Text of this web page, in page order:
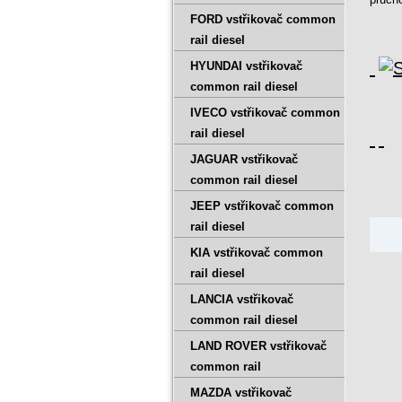
FORD vstřikovač common
rail diesel
HYUNDAI vstřikovač
common rail diesel
IVECO vstřikovač common
rail diesel
JAGUAR vstřikovač
common rail diesel
JEEP vstřikovač common
rail diesel
KIA vstřikovač common
rail diesel
LANCIA vstřikovač
common rail diesel
LAND ROVER vstřikovač
common rail
MAZDA vstřikovač